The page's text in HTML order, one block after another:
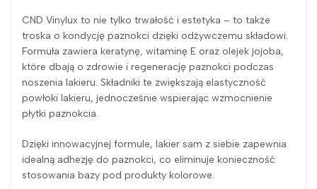
CND Vinylux to nie tylko trwałość i estetyka – to także
troska o kondycję paznokci dzięki odżywczemu składowi.
Formuła zawiera keratynę, witaminę E oraz olejek jojoba,
które dbają o zdrowie i regenerację paznokci podczas
noszenia lakieru. Składniki te zwiększają elastyczność
powłoki lakieru, jednocześnie wspierając wzmocnienie
płytki paznokcia.
Dzięki innowacyjnej formule, lakier sam z siebie zapewnia
idealną adhezję do paznokci, co eliminuje konieczność
stosowania bazy pod produkty kolorowe.